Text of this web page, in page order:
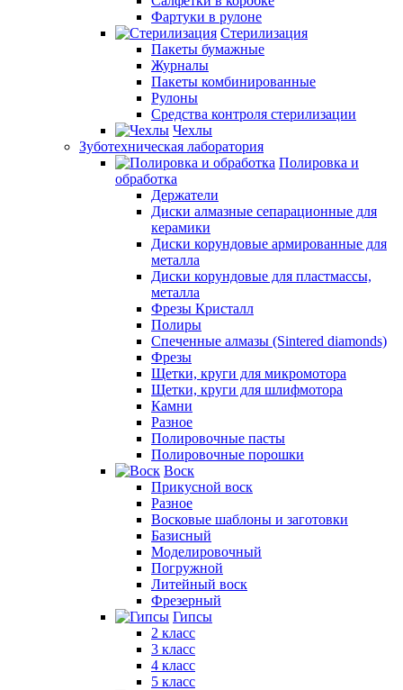
Фартуки в рулоне
Стерилизация
Пакеты бумажные
Журналы
Пакеты комбинированные
Рулоны
Средства контроля стерилизации
Чехлы
Зуботехническая лаборатория
Полировка и
обработка
Держатели
Диски алмазные сепарационные для
керамики
Диски корундовые армированные для
металла
Диски корундовые для пластмассы,
металла
Фрезы Кристалл
Полиры
Спеченные алмазы (Sintered diamonds)
Фрезы
Щетки, круги для микромотора
Щетки, круги для шлифмотора
Камни
Разное
Полировочные пасты
Полировочные порошки
Воск
Прикусной воск
Разное
Восковые шаблоны и заготовки
Базисный
Моделировочный
Погружной
Литейный воск
Фрезерный
Гипсы
2 класс
3 класс
4 класс
5 класс